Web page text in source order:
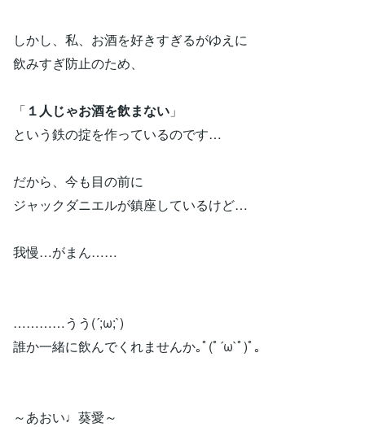
しかし、私、お酒を好きすぎるがゆえに
飲みすぎ防止のため、
「 １人じゃお酒を飲まない 」
という鉄の掟を作っているのです…
だから、今も目の前に
ジャックダニエルが鎮座しているけど…
我慢…がまん……
…………うう(´;ω;`)
誰か一緒に飲んでくれませんか｡ﾟ(ﾟ´ω`ﾟ)ﾟ｡
～あおい♩葵愛～